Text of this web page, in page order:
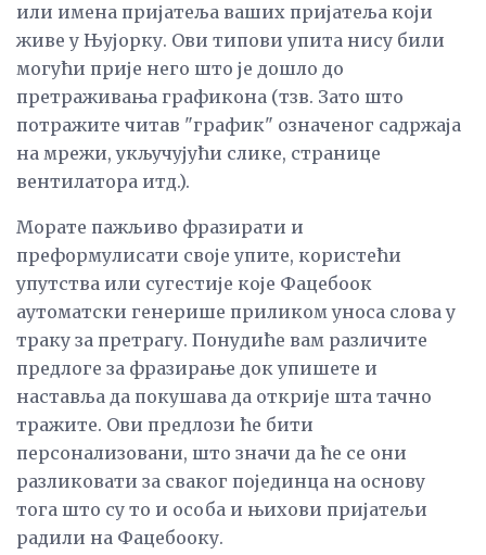
или имена пријатеља ваших пријатеља који
живе у Њујорку. Ови типови упита нису били
могући прије него што је дошло до
претраживања графикона (тзв. Зато што
потражите читав "график" означеног садржаја
на мрежи, укључујући слике, странице
вентилатора итд.).
Морате пажљиво фразирати и
преформулисати своје упите, користећи
упутства или сугестије које Фацебоок
аутоматски генерише приликом уноса слова у
траку за претрагу. Понудиће вам различите
предлоге за фразирање док упишете и
наставља да покушава да открије шта тачно
тражите. Ови предлози ће бити
персонализовани, што значи да ће се они
разликовати за сваког појединца на основу
тога што су то и особа и њихови пријатељи
радили на Фацебооку.